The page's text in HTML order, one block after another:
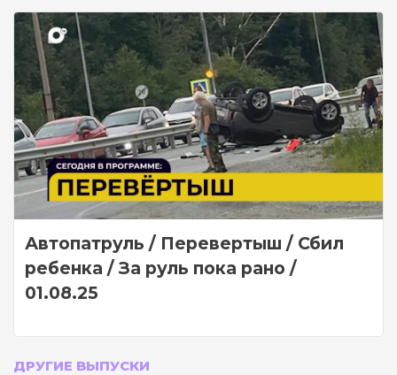
Автопатруль / Перевертыш / Сбил
ребенка / За руль пока рано /
01.08.25
ДРУГИЕ ВЫПУСКИ